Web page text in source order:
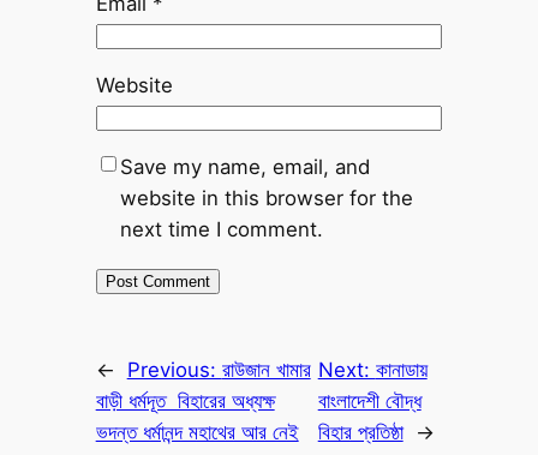
Website
Save my name, email, and
website in this browser for the
next time I comment.
← Previous: রাউজান খামার
বাড়ী ধর্মদূত বিহারের অধ্যক্ষ
ভদন্ত ধর্মানন্দ মহাথের আর নেই
Next: কানাডায়
বাংলাদেশী বৌদ্ধ
বিহার প্রতিষ্ঠা
→